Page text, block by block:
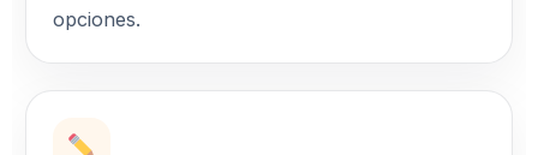
opciones.